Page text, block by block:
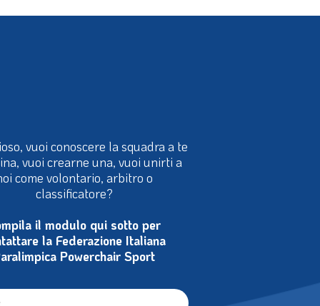
vuoi conoscere la squadra a te
vuoi crearne una, vuoi unirti a
come volontario, arbitro o
classificatore?
il modulo qui sotto per
la Federazione Italiana
Powerchair Sport